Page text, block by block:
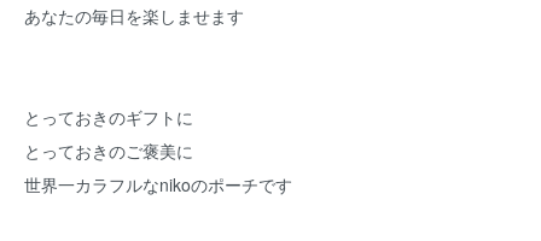
あなたの毎日を楽しませます
とっておきのギフトに
とっておきのご褒美に
世界一カラフルなnikoのポーチです